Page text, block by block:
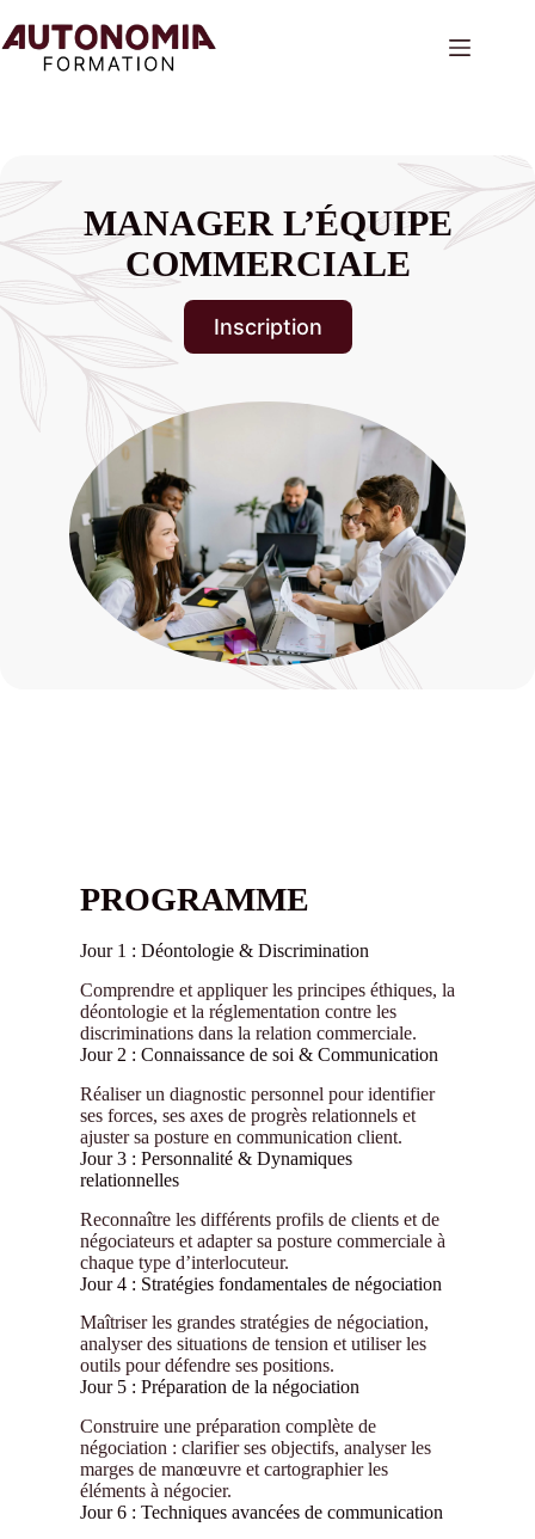
au
contenu
MANAGER L’ÉQUIPE
COMMERCIALE
Inscription
PROGRAMME
Jour 1 : Déontologie & Discrimination
Comprendre et appliquer les principes éthiques, la
déontologie et la réglementation contre les
discriminations dans la relation commerciale.
Jour 2 : Connaissance de soi & Communication
Réaliser un diagnostic personnel pour identifier
ses forces, ses axes de progrès relationnels et
ajuster sa posture en communication client.
Jour 3 : Personnalité & Dynamiques
relationnelles
Reconnaître les différents profils de clients et de
négociateurs et adapter sa posture commerciale à
chaque type d’interlocuteur.
Jour 4 : Stratégies fondamentales de négociation
Maîtriser les grandes stratégies de négociation,
analyser des situations de tension et utiliser les
outils pour défendre ses positions.
Jour 5 : Préparation de la négociation
Construire une préparation complète de
négociation : clarifier ses objectifs, analyser les
marges de manœuvre et cartographier les
éléments à négocier.
Jour 6 : Techniques avancées de communication